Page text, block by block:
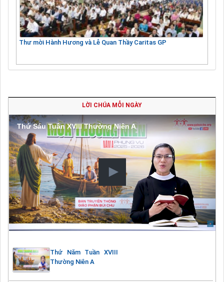
Thư mời Hành Hương và Lễ Quan Thầy Caritas GP
LỜI CHÚA MỖI NGÀY
Thứ Sáu Tuần XVIII Thường Niên A
Thứ Năm Tuần XVIII
Thường Niên A